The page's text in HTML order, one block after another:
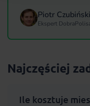
Piotr Czubiński
Ekspert
Najczęściej
Ile kosztuje